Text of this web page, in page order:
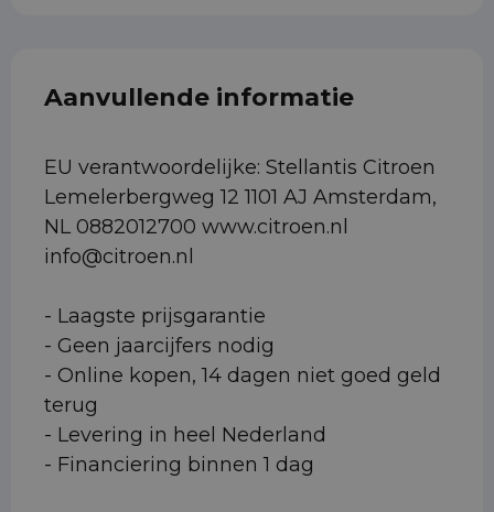
Aanvullende informatie
EU verantwoordelijke: Stellantis Citroen
Lemelerbergweg 12 1101 AJ Amsterdam,
NL 0882012700 www.citroen.nl
info@citroen.nl
- Laagste prijsgarantie
- Geen jaarcijfers nodig
- Online kopen, 14 dagen niet goed geld
terug
- Levering in heel Nederland
- Financiering binnen 1 dag